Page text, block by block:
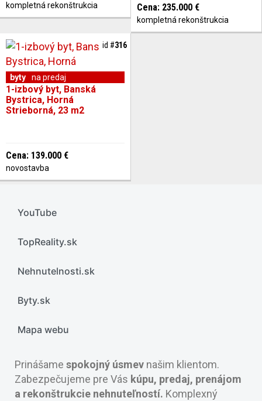
kompletná rekonštrukcia Cena: 235.000 €
kompletná rekonštrukcia
byty na predaj
1-izbový byt, Banská
Bystrica, Horná
Strieborná, 23 m2
Cena: 139.000 €
novostavba
id #316
YouTube
TopReality.sk
Nehnutelnosti.sk
Byty.sk
Mapa webu
Prinášame spokojný úsmev našim klientom.
Zabezpečujeme pre Vás kúpu, predaj, prenájom
a rekonštrukcie nehnuteľností. Komplexný